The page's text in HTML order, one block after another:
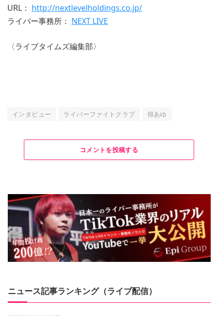
URL： http://nextlevelholdings.co.jp/
ライバー事務所： NEXT LIVE
〈ライブタイムズ編集部〉
インタビュー ライバーファイトクラブ 得あゆ
コメントを投稿する
ニュース記事ランキング（ライブ配信）